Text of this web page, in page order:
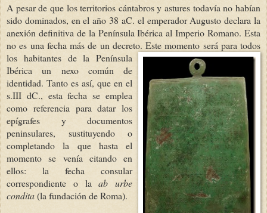
A pesar de que los territorios cántabros y astures todavía no habían
sido dominados, en el año 38 aC. el emperador Augusto declara la
anexión definitiva de la Península Ibérica al Imperio Romano. Esta
no es una fecha más de un decreto. Este momento será para todos
los habitantes de la Península
Ibérica un nexo común de
identidad. Tanto es así, que en el
s.III dC., esta fecha se emplea
como referencia para datar los
epígrafes y documentos
peninsulares, sustituyendo o
completando la que hasta el
momento se venía citando en
ellos: la fecha consular
correspondiente o laab urbe
condita(la fundación de Roma).